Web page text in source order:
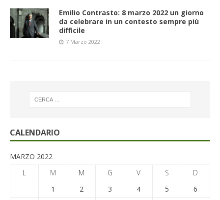
Emilio Contrasto: 8 marzo 2022 un giorno
da celebrare in un contesto sempre più
difficile
7 Marzo 2022
CALENDARIO
MARZO 2022
L
M M G V S
D
1
2 3 4 5
6